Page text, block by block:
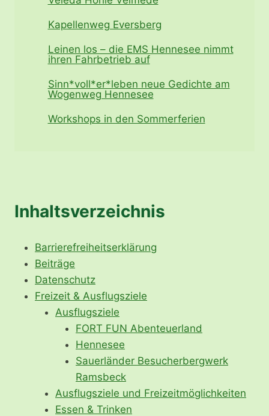
Kapellenweg Eversberg
Leinen los – die EMS Hennesee nimmt
ihren Fahrbetrieb auf
Sinn*voll*er*leben neue Gedichte am
Wogenweg Hennesee
Workshops in den Sommerferien
Inhaltsverzeichnis
Barrierefreiheitserklärung
Beiträge
Datenschutz
Freizeit & Ausflugsziele
Ausflugsziele
FORT FUN Abenteuerland
Hennesee
Sauerländer Besucherbergwerk
Ramsbeck
Ausflugsziele und Freizeitmöglichkeiten
Essen & Trinken